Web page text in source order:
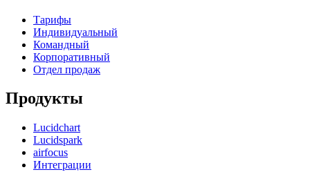
Тарифы
Индивидуальный
Командный
Корпоративный
Отдел продаж
Продукты
Lucidchart
Lucidspark
airfocus
Интеграции